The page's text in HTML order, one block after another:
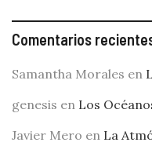
Comentarios
Samantha Morales en
genesis en Los
Javier Mero en La